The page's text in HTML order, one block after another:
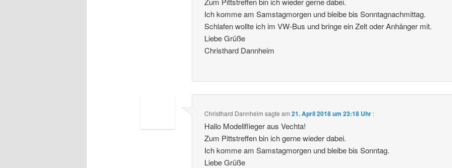
Ich komme am Samstagmorgen und bleibe bis Sonntagnachmittag.
Schlafen wollte ich im VW-Bus und bringe ein Zelt oder Anhänger mit.
Liebe Grüße
Christhard Dannheim
Christhard Dannheim sagte am21. April 2018 um 23:18 Uhr :
Hallo Modellflieger aus Vechta!
Zum Pittstreffen bin ich gerne wieder dabei.
Ich komme am Samstagmorgen und bleibe bis Sonntag.
Liebe Grüße